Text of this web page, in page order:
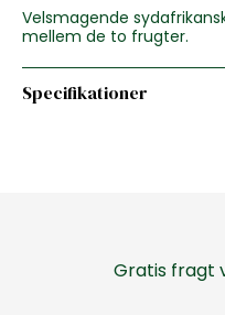
Velsmagende
mellem de to frugter.
Specifikationer
Gratis fragt